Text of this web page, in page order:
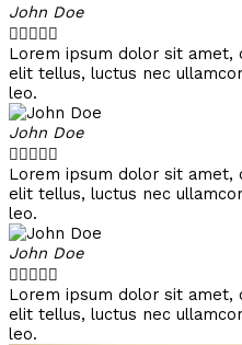
John Doe

Lorem ipsum dolor sit amet,
elit tellus, luctus nec
leo.
John Doe

Lorem ipsum dolor sit amet,
elit tellus, luctus nec
leo.
John Doe

Lorem ipsum dolor sit amet,
elit tellus, luctus nec
leo.